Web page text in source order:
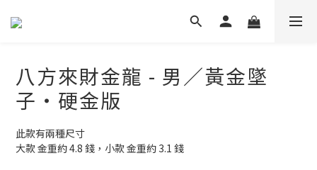
八方來財金龍 - 男／黃金墜
子・硬金版
此款有兩種尺寸
大款 金重約 4.8 錢，小款 金重約 3.1 錢